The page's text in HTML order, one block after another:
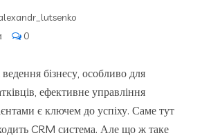
0
бізнесу, особливо для
ефективне управління
є ключем до успіху. Саме тут
CRM система. Але що ж таке